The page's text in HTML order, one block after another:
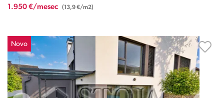
1.950 €/mesec (13,9 €/m2)
Novo